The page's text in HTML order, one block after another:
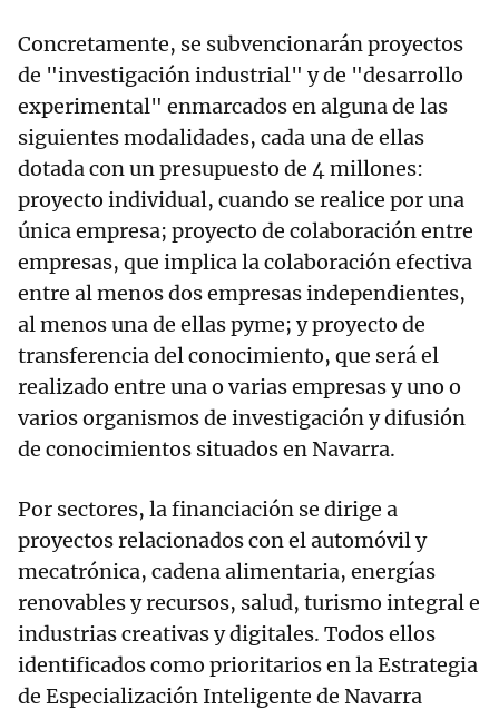
Concretamente, se subvencionarán proyectos
de "investigación industrial" y de "desarrollo
experimental" enmarcados en alguna de las
siguientes modalidades, cada una de ellas
dotada con un presupuesto de 4 millones:
proyecto individual, cuando se realice por una
única empresa; proyecto de colaboración entre
empresas, que implica la colaboración efectiva
entre al menos dos empresas independientes,
al menos una de ellas pyme; y proyecto de
transferencia del conocimiento, que será el
realizado entre una o varias empresas y uno o
varios organismos de investigación y difusión
de conocimientos situados en Navarra.
Por sectores, la financiación se dirige a
proyectos relacionados con el automóvil y
mecatrónica, cadena alimentaria, energías
renovables y recursos, salud, turismo integral e
industrias creativas y digitales. Todos ellos
identificados como prioritarios en la Estrategia
de Especialización Inteligente de Navarra